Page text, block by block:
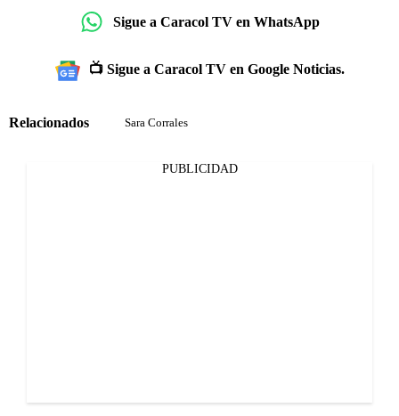
Sigue a Caracol TV en WhatsApp
📺 Sigue a Caracol TV en Google Noticias.
Relacionados Sara Corrales
PUBLICIDAD